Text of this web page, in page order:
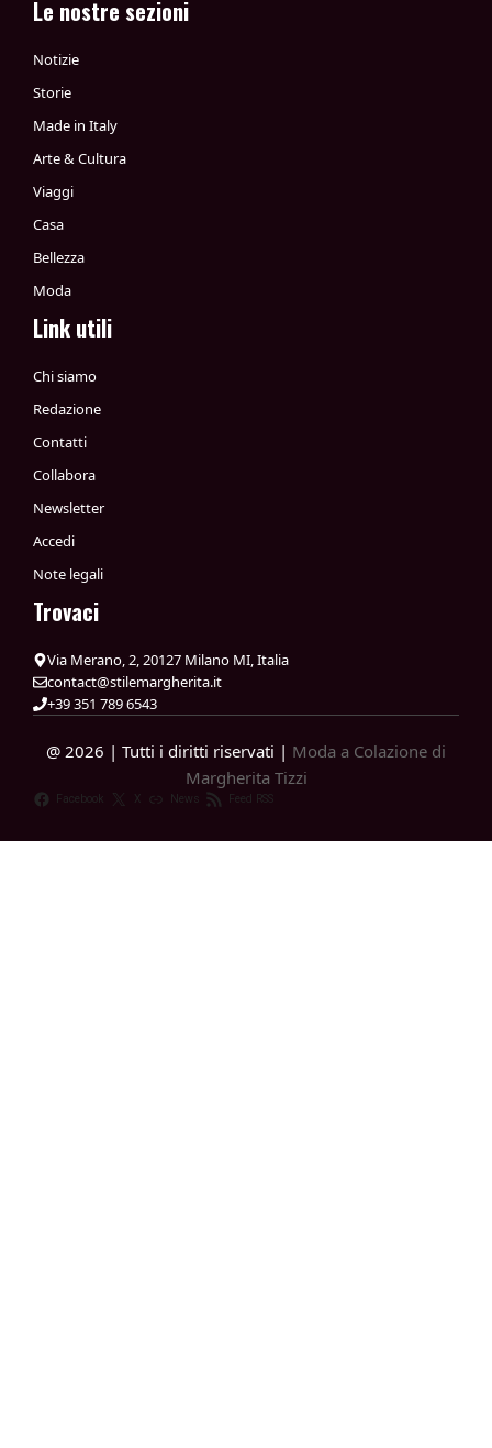
Le nostre sezioni
Notizie
Storie
Made in Italy
Arte & Cultura
Viaggi
Casa
Bellezza
Moda
Link utili
Chi siamo
Redazione
Contatti
Collabora
Newsletter
Accedi
Note legali
Trovaci
Via Merano, 2, 20127 Milano MI, Italia
contact@stilemargherita.it
+39 351 789 6543
@ 2026 | Tutti i diritti riservati | Moda a Colazione di
Margherita Tizzi
Facebook X News Feed RSS